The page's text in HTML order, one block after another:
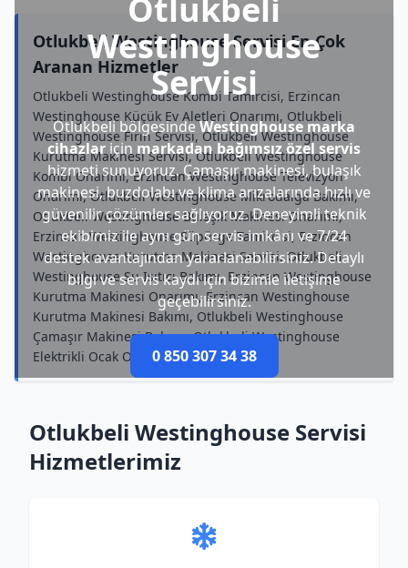
Otlukbeli
Westinghouse
Servisi
Otlukbeli bölgesindeWestinghouse marka
cihazlar için markadan bağımsız özel servis
hizmeti sunuyoruz. Çamaşır makinesi, bulaşık
makinesi, buzdolabı ve klima arızalarında hızlı ve
güvenilir çözümler sağlıyoruz. Deneyimli teknik
ekibimiz ile aynı gün servis imkânı ve 7/24
destek avantajından yararlanabilirsiniz. Detaylı
bilgi ve servis kaydı için bizimle iletişime
geçebilirsiniz.
0 850 307 34 38
Otlukbeli Westinghouse Servisi En Çok
Aranan Hizmetler
Otlukbeli Westinghouse Kombi Tamircisi, Erzincan
Westinghouse Küçük Ev Aletleri Onarımı, Otlukbeli
Westinghouse Fırın Servisi, Otlukbeli Westinghouse
Kurutma Makinesi Servisi, Otlukbeli Westinghouse
Kombi Onarımı, Erzincan Westinghouse Televizyon
Onarımı, Otlukbeli Westinghouse Mikrodalga Bakımı,
Otlukbeli Westinghouse Bulaşık Makinesi Onarımı,
Erzincan Westinghouse Süpürge Tamircisi, Erzincan
Westinghouse Kurutma Makinesi Servisi, Otlukbeli
Westinghouse Su Isıtıcı Bakımı, Erzincan Westinghouse
Kurutma Makinesi Onarımı, Erzincan Westinghouse
Kurutma Makinesi Bakımı, Otlukbeli Westinghouse
Çamaşır Makinesi Bakımı, Otlukbeli Westinghouse
Elektrikli Ocak Onarımı
Otlukbeli Westinghouse Servisi
Hizmetlerimiz